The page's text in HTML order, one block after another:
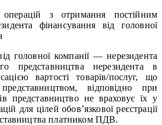
з отримання постійним
фінансування від головної
головної компанії — нерезидента
представництва нерезидента в
вартості товарів/послуг, що
відповідно при
представництво не враховує їх у
для цілей обов’язкової реєстрації
платником ПДВ.